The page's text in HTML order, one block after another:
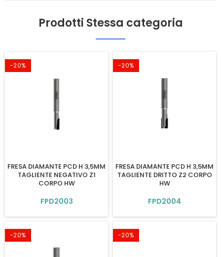
Prodotti Stessa categoria
-20%
FRESA DIAMANTE PCD H 3,5MM
TAGLIENTE NEGATIVO Z1
CORPO HW
FPD2003
-20%
FRESA DIAMANTE PCD H 3,5MM
TAGLIENTE DRITTO Z2 CORPO
HW
FPD2004
-20% -20%